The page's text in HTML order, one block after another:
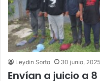
Leydin Sorto 30 junio, 2025
Envían a juicio a